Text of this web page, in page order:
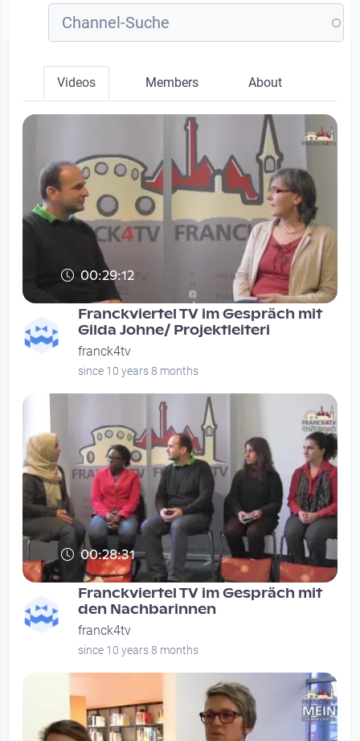
Videos Members About
00:29:12
Franckviertel TV im Gespräch mit
Gilda Johne/ Projektleiteri
franck4tv
since 10 years 8 months
00:28:31
Franckviertel TV im Gespräch mit
den Nachbarinnen
franck4tv
since 10 years 8 months